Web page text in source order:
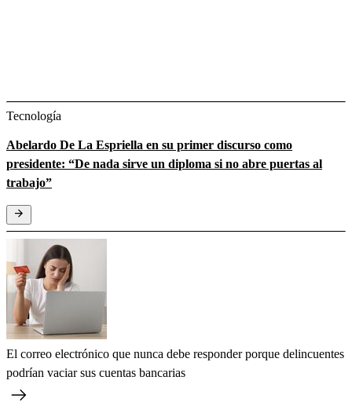
Tecnología
Abelardo De La Espriella en su primer discurso como
presidente: “De nada sirve un diploma si no abre puertas al
trabajo”
El correo electrónico que nunca debe responder porque delincuentes
podrían vaciar sus cuentas bancarias